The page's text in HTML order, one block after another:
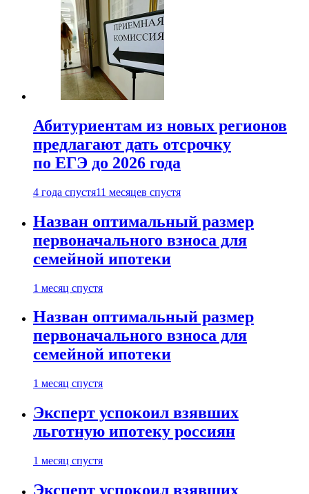
Абитуриентам из новых регионов
предлагают дать отсрочку
по ЕГЭ до 2026 года
4 года спустя11 месяцев спустя
Назван оптимальный размер
первоначального взноса для
семейной ипотеки
1 месяц спустя
Назван оптимальный размер
первоначального взноса для
семейной ипотеки
1 месяц спустя
Эксперт успокоил взявших
льготную ипотеку россиян
1 месяц спустя
Эксперт успокоил взявших